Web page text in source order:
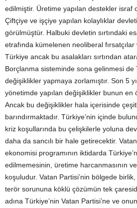
edilmiştir. Üretime yapılan destekler israf
Çiftçiye ve işçiye yapılan kolaylıklar
görülmüştür. Halbuki devletin sırtındaki
etrafında kümelenen neoliberal fırsatçılar
Türkiye ancak bu asalakları sırtından
Borçlanma sisteminde sona gelinmesi de
değişiklikler yapmaya zorlamıştır. Son 5
yönetimde yapılan değişiklikler bunun en
Ancak bu değişiklikler hala içerisinde
barındırmaktadır. Türkiye’nin içinde
kriz koşullarında bu çelişkilerle yoluna
daha da sancılı bir hale getirecektir.
ekonomisi programının iktidarda
edilmemesinin, üretime harcanmasının
koşuludur. Vatan Partisi’nin bölgede
terör sorununa köklü çözümün tek
adına Türkiye’nin Vatan Partisi’ne ve